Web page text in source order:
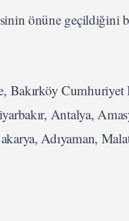
önüne geçildiğini
Cumhuriyet
Antalya,
Adıyaman,